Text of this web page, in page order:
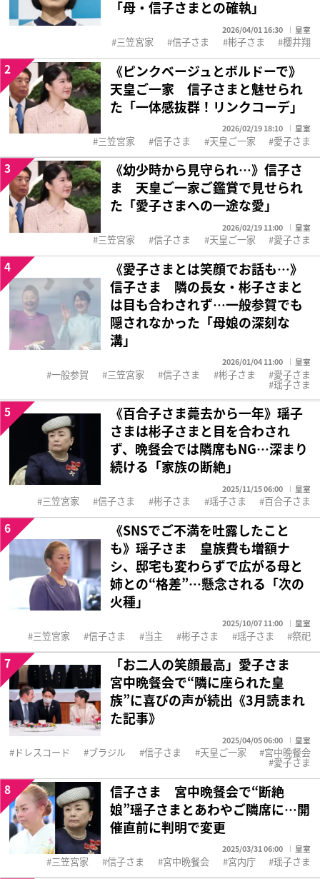
「母・信子さまとの確執」
2026/04/01 16:30 皇室
三笠宮家 信子さま 彬子さま 櫻井翔
《ピンクベージュとボルドーで》
天皇ご一家 信子さまと魅せられ
た「一体感抜群！リンクコーデ」
2026/02/19 18:10 皇室
2
三笠宮家 信子さま 天皇ご一家 愛子さま
《幼少時から見守られ…》信子さ
ま 天皇ご一家ご鑑賞で見せられ
た「愛子さまへの一途な愛」
2026/02/19 11:00 皇室
3
三笠宮家 信子さま 天皇ご一家 愛子さま
《愛子さまとは笑顔でお話も…》
信子さま 隣の長女・彬子さまと
は目も合わされず…一般参賀でも
隠されなかった「母娘の深刻な
溝」
2026/01/04 11:00 皇室
4
一般参賀 三笠宮家 信子さま 彬子さま 愛子さま
瑶子さま
《百合子さま薨去から一年》瑶子
さまは彬子さまと目を合わされ
ず、晩餐会では隣席もNG…深まり
続ける「家族の断絶」
2025/11/15 06:00 皇室
5
三笠宮家 信子さま 彬子さま 瑶子さま 百合子さま
《SNSでご不満を吐露したこと
も》瑶子さま 皇族費も増額ナ
シ、邸宅も変わらずで広がる母と
姉との“格差”…懸念される「次の
火種」
2025/10/07 11:00 皇室
6
三笠宮家 信子さま 当主 彬子さま 瑶子さま 祭祀
「お二人の笑顔最高」愛子さま
宮中晩餐会で“隣に座られた皇
族”に喜びの声が続出《3月読まれ
た記事》
2025/04/05 06:00 皇室
7
ドレスコード ブラジル 信子さま 天皇ご一家 宮中晩餐会
愛子さま
信子さま 宮中晩餐会で“断絶
娘”瑶子さまとあわやご隣席に…開
催直前に判明で変更
2025/03/31 06:00 皇室
8
三笠宮家 信子さま 宮中晩餐会 宮内庁 瑶子さま